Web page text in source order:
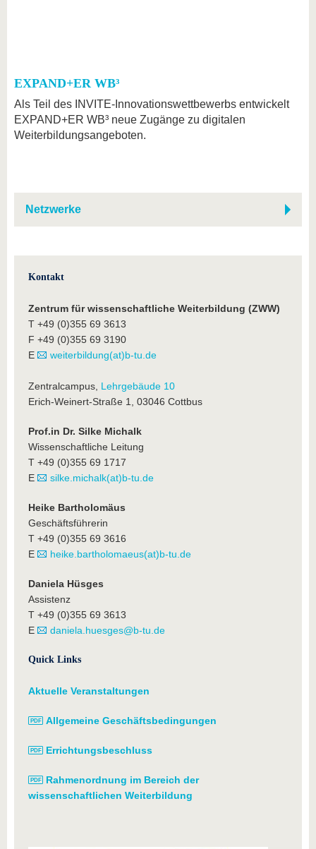
EXPAND+ER WB³
Als Teil des INVITE-Innovationswettbewerbs entwickelt
EXPAND+ER WB³ neue Zugänge zu digitalen
Weiterbildungsangeboten.
Netzwerke
Kontakt
Zentrum für wissenschaftliche Weiterbildung (ZWW)
T +49 (0)355 69 3613
F +49 (0)355 69 3190
E
weiterbildung(at)b-tu.de
Zentralcampus, Lehrgebäude 10
Erich-Weinert-Straße 1, 03046 Cottbus
Prof.in Dr. Silke Michalk
Wissenschaftliche Leitung
T +49 (0)355 69 1717
E
silke.michalk(at)b-tu.de
Heike Bartholomäus
Geschäftsführerin
T +49 (0)355 69 3616
E
heike.bartholomaeus(at)b-tu.de
Daniela Hüsges
Assistenz
T +49 (0)355 69 3613
E
daniela.huesges@b-tu.de
Quick Links
Aktuelle Veranstaltungen
Allgemeine Geschäftsbedingungen
Errichtungsbeschluss
Rahmenordnung im Bereich der
wissenschaftlichen Weiterbildung